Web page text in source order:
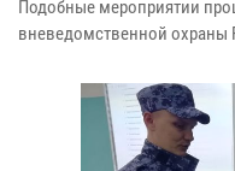
Подобные мероприятии
вневедомственной охраны